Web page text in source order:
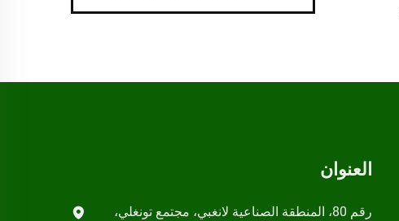
العنوان
رقم 80، المنطقة الصناعية لانغبي، مجتمع تونغلي،